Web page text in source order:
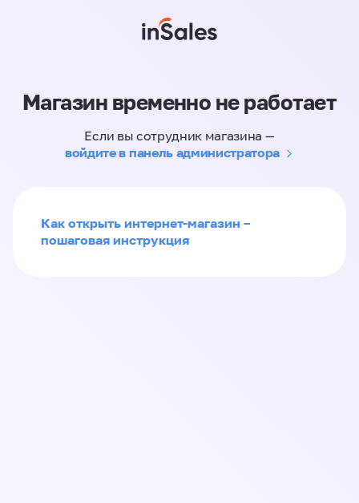
Магазин временно не работает
Если вы сотрудник магазина —
войдите в панель администратора
Как открыть интернет-магазин –
пошаговая инструкция